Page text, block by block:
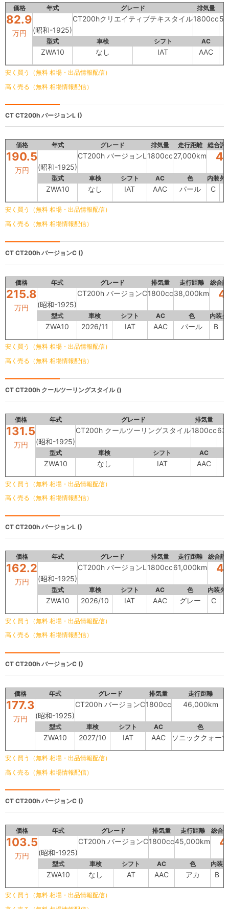
価格 年式 グレード 排気量
82.9
万円 (昭和-1925)
CT200hクリエイティブテキスタイル1800cc
型式 車検 シフト AC
ZWA10 なし IAT AAC
安く買う（無料 相場・出品情報配信）
高く売る（無料 相場情報配信）
CT CT200h バージョンL ()
価格 年式 グレード 排気量 走行距離 総合評
190.5
万円 (昭和-1925)
CT200h バージョンL 1800cc27,000km 4
型式 車検 シフト AC 色 内装外
ZWA10 なし IAT AAC パール C
安く買う（無料 相場・出品情報配信）
高く売る（無料 相場情報配信）
CT CT200h バージョンC ()
価格 年式 グレード 排気量 走行距離 総合
215.8
万円 (昭和-1925)
CT200h バージョンC1800cc38,000km 4
型式 車検 シフト AC 色 内装
ZWA10 2026/11 IAT AAC パール B
安く買う（無料 相場・出品情報配信）
高く売る（無料 相場情報配信）
CT CT200h クールツーリングスタイル ()
価格 年式 グレード 排気量
131.5
万円 (昭和-1925)
CT200h クールツーリングスタイル1800cc
型式 車検 シフト AC
ZWA10 なし IAT AAC
安く買う（無料 相場・出品情報配信）
高く売る（無料 相場情報配信）
CT CT200h バージョンL ()
価格 年式 グレード 排気量 走行距離 総合評
162.2
万円 (昭和-1925)
CT200h バージョンL 1800cc61,000km 4
型式 車検 シフト AC 色 内装外
ZWA10 2026/10 IAT AAC グレー C
安く買う（無料 相場・出品情報配信）
高く売る（無料 相場情報配信）
CT CT200h バージョンC ()
価格 年式 グレード 排気量 走行距離
177.3
万円 (昭和-1925)
CT200h バージョンC1800cc 46,000km
型式 車検 シフト AC 色
ZWA10 2027/10 IAT AAC ソニッククォーツ
安く買う（無料 相場・出品情報配信）
高く売る（無料 相場情報配信）
CT CT200h バージョンC ()
価格 年式 グレード 排気量 走行距離 総合
103.5
万円 (昭和-1925)
CT200h バージョンC1800cc45,000km 4
型式 車検 シフト AC 色 内装
ZWA10 なし AT AAC アカ B
安く買う（無料 相場・出品情報配信）